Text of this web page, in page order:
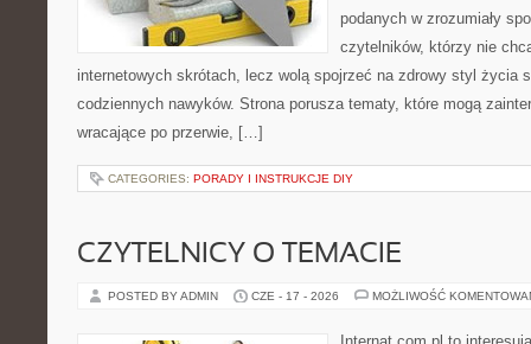
podanych w zrozumiały
czytelników, którzy nie
internetowych skrótach, lecz wolą spojrzeć na zdrowy styl życia
codziennych nawyków. Strona porusza tematy, które mogą
wracające po przerwie, […]
CATEGORIES: PORADY I INSTRUKCJE DIY
CZYTELNICY O TEMACIE
POSTED BY ADMIN CZE - 17 - 2026 MOŻLIWOŚĆ